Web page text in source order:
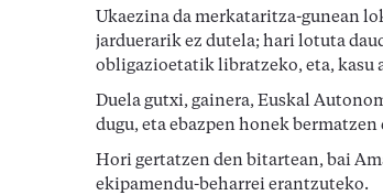
Ukaezina da merkataritza-gunean
jarduerarik ez dutela; hari lotuta
obligazioetatik libratzeko, eta, kasu
Duela gutxi, gainera, Euskal
dugu, eta ebazpen honek
Hori gertatzen den bitartean, bai
ekipamendu-beharrei erantzuteko.